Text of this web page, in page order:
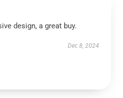
design, a great buy.
Dec 8, 2024